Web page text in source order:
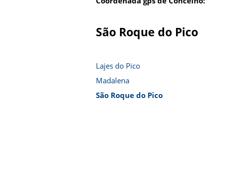
São Roque do Pico
Lajes do Pico
Madalena
São Roque do Pico